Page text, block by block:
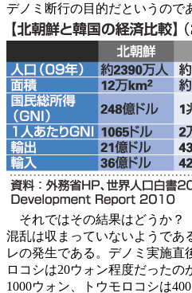
デノミ断行の目的だというので
それではその結果はどうか？
混乱は収まっていないようであ
レの発生である。デノミ実施直
ロコシは20ウォン程度だったの
1000ウォン、トウモロコシは